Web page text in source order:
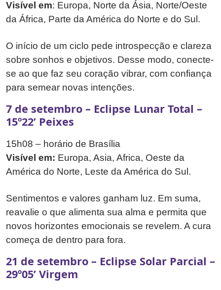
Visível em: Europa, Norte da Ásia, Norte/Oeste
da África, Parte da América do Norte e do Sul.
O início de um ciclo pede introspecção e clareza
sobre sonhos e objetivos. Desse modo, conecte-
se ao que faz seu coração vibrar, com confiança
para semear novas intenções.
7 de setembro – Eclipse Lunar Total –
15º22’ Peixes
15h08 – horário de Brasília
Visível em: Europa, Asia, Africa, Oeste da
América do Norte, Leste da América do Sul.
Sentimentos e valores ganham luz. Em suma,
reavalie o que alimenta sua alma e permita que
novos horizontes emocionais se revelem. A cura
começa de dentro para fora.
21 de setembro – Eclipse Solar Parcial –
29º05’ Virgem